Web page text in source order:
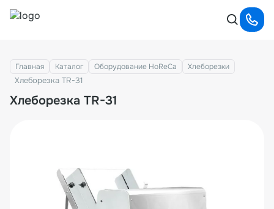
Главная Каталог Оборудование HoReCa Хлеборезки
Хлеборезка TR-31
Хлеборезка TR-31